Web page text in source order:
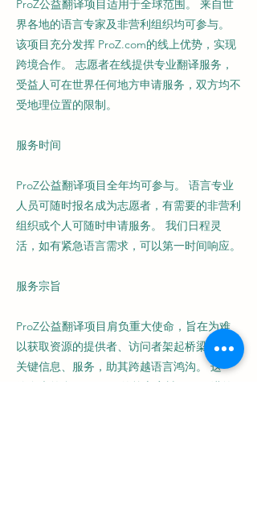
​ProZ公益翻译项目适用于全球范围。 来自世
界各地的语言专家及非营利组织均可参与。
该项目充分发挥 ProZ.com的线上优势，实现
跨境合作。 志愿者在线提供专业翻译服务，
受益人可在世界任何地方申请服务，双方均不
受地理位置的限制。
服务时间
ProZ公益翻译项目全年均可参与。 语言专业
人员可随时报名成为志愿者，有需要的非营利
组织或个人可随时申请服务。 我们日程灵
活，如有紧急语言需求，可以第一时间响应。​
服务宗旨
ProZ公益翻译项目肩负重大使命，旨在为难
以获取资源的提供者、访问者架起桥梁，提供
关键信息、服务，助其跨越语言鸿沟。 这一
使命也符合ProZ.com的核心宗旨——促进笔